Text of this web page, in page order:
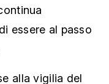
essere al passo
alla vigilia del